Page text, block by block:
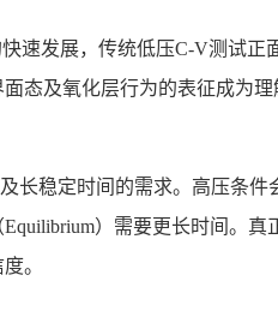
速发展，传统低压C-V测试正
态及氧化层行为的表征成为
长稳定时间的需求。高压条件
）需要更长时间。真
。